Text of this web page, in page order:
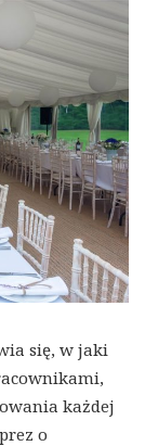
się, w jaki
każdej
o